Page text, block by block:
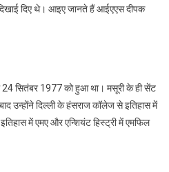
दिए थे। आइए जानते हैं आईएएस दीपक
24 सितंबर 1977 को हुआ था। मसूरी के ही सेंट
उन्होंने दिल्ली के हंसराज कॉलेज से इतिहास में
में एमए और एन्शियंट हिस्ट्री में एमफिल